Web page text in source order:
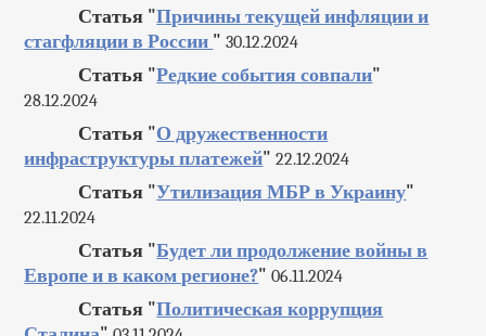
Статья "Причины текущей инфляции и
стагфляции в России " 30.12.2024
Статья "Редкие события совпали"
28.12.2024
Статья "О дружественности
инфраструктуры платежей" 22.12.2024
Статья "Утилизация МБР в Украину"
22.11.2024
Статья "Будет ли продолжение войны в
Европе и в каком регионе?" 06.11.2024
Статья "Политическая коррупция